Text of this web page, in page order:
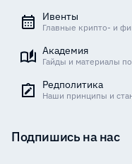
Ивенты
Главные крипто- и
Академия
Гайды и материалы
Редполитика
Наши принципы и
Подпишись на нас